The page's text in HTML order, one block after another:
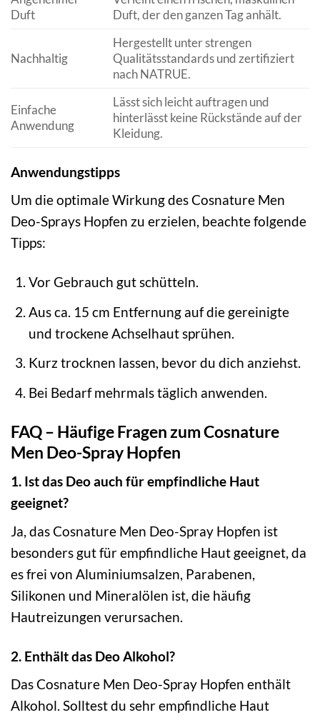
Duft
Duft, der den ganzen Tag anhält.
Nachhaltig
Hergestellt unter strengen
Qualitätsstandards und zertifiziert
nach NATRUE.
Einfache
Anwendung
Lässt sich leicht auftragen und
hinterlässt keine Rückstände auf der
Kleidung.
Anwendungstipps
Um die optimale Wirkung des Cosnature Men
Deo-Sprays Hopfen zu erzielen, beachte folgende
Tipps:
Vor Gebrauch gut schütteln.
Aus ca. 15 cm Entfernung auf die gereinigte
und trockene Achselhaut sprühen.
Kurz trocknen lassen, bevor du dich anziehst.
Bei Bedarf mehrmals täglich anwenden.
FAQ – Häufige Fragen zum Cosnature
Men Deo-Spray Hopfen
1. Ist das Deo auch für empfindliche Haut
geeignet?
Ja, das Cosnature Men Deo-Spray Hopfen ist
besonders gut für empfindliche Haut geeignet, da
es frei von Aluminiumsalzen, Parabenen,
Silikonen und Mineralölen ist, die häufig
Hautreizungen verursachen.
2. Enthält das Deo Alkohol?
Das Cosnature Men Deo-Spray Hopfen enthält
Alkohol. Solltest du sehr empfindliche Haut